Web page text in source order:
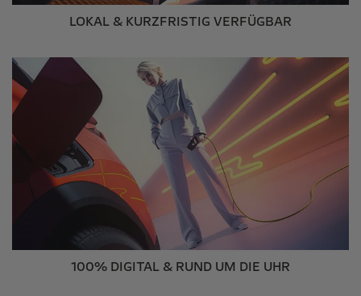
LOKAL & KURZFRISTIG VERFÜGBAR
100% DIGITAL & RUND UM DIE UHR